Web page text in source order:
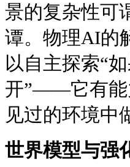
景的复杂性可
谭。物理AI的
以自主探索“
开”——它有能
见过的环境中
世界模型与强